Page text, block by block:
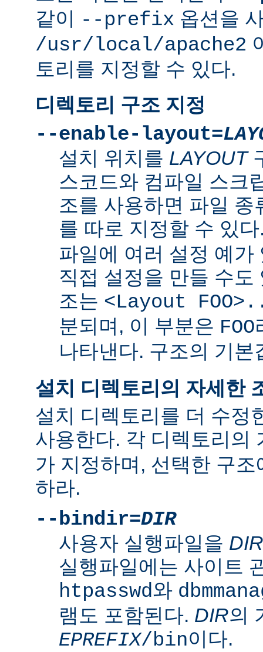
같이
--prefix 옵션을
/usr/local/apache2
토리를 지정할 수 있다.
디렉토리 구조 지정
--enable-layout=
설치 위치를 LAYOUT
스코드와 컴파일 스크
조를 사용하면 파일
를 따로 지정할 수 있
파일에 여러 설정 예가
직접 설정을 만들 수도
조는 <Layout
분되며, 이 부분은 FOO
나타낸다. 구조의 기
설치 디렉토리의 자세한
설치 디렉토리를 더 수정
사용한다. 각 디렉토리의
가 지정하며, 선택한 구
하라.
--bindir=DIR
사용자 실행파일을 DIR
실행파일에는 사이트
htpasswd와
램도 포함된다. DIR의
EPREFIX/bin이다.